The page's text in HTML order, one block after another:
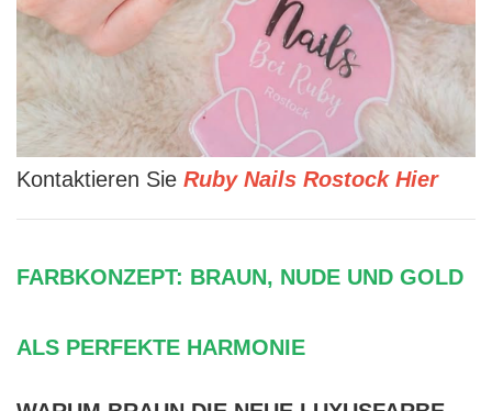
Kontaktieren Sie Ruby Nails Rostock Hier
FARBKONZEPT: BRAUN, NUDE UND GOLD
ALS PERFEKTE HARMONIE